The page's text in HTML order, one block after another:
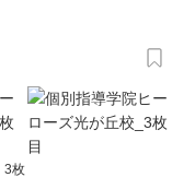
3枚